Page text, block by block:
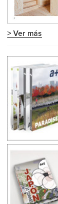
> Ver más